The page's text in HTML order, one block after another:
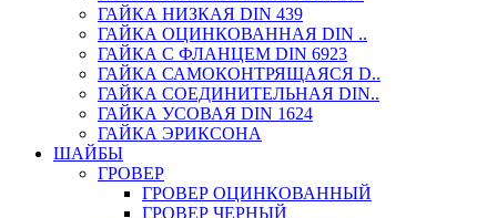
ГАЙКА НИЗКАЯ DIN 439
ГАЙКА ОЦИНКОВАННАЯ DIN ..
ГАЙКА С ФЛАНЦЕМ DIN 6923
ГАЙКА САМОКОНТРЯЩАЯСЯ D..
ГАЙКА СОЕДИНИТЕЛЬНАЯ DIN..
ГАЙКА УСОВАЯ DIN 1624
ГАЙКА ЭРИКСОНА
ШАЙБЫ
ГРОВЕР
ГРОВЕР ОЦИНКОВАННЫЙ
ГРОВЕР ЧЕРНЫЙ